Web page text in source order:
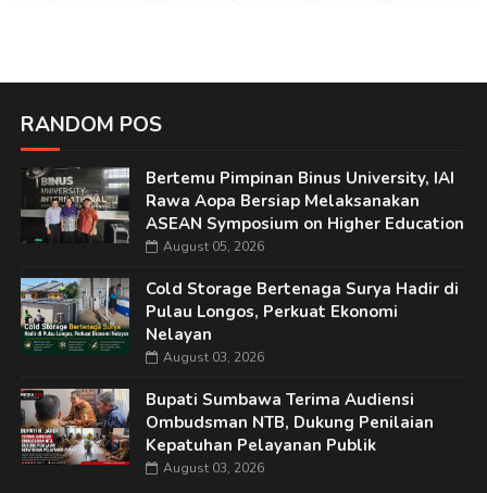
RANDOM POS
Bertemu Pimpinan Binus University, IAI
Rawa Aopa Bersiap Melaksanakan
ASEAN Symposium on Higher Education
August 05, 2026
Cold Storage Bertenaga Surya Hadir di
Pulau Longos, Perkuat Ekonomi
Nelayan
August 03, 2026
Bupati Sumbawa Terima Audiensi
Ombudsman NTB, Dukung Penilaian
Kepatuhan Pelayanan Publik
August 03, 2026